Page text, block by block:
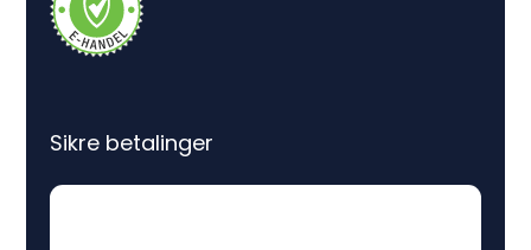
Sikre betalinger